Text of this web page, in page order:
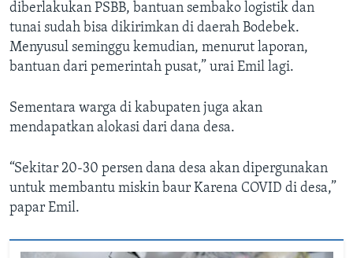
diberlakukan PSBB, bantuan sembako logistik dan
tunai sudah bisa dikirimkan di daerah Bodebek.
Menyusul seminggu kemudian, menurut laporan,
bantuan dari pemerintah pusat,” urai Emil lagi.
Sementara warga di kabupaten juga akan
mendapatkan alokasi dari dana desa.
“Sekitar 20-30 persen dana desa akan dipergunakan
untuk membantu miskin baur Karena COVID di desa,”
papar Emil.